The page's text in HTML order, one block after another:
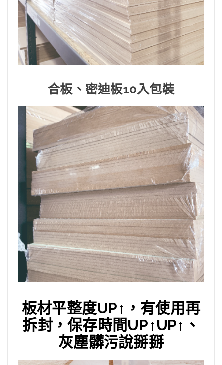
合板、密迪板10入包裝
板材平整度UP↑，有使用再
拆封，保存時間UP↑UP↑、
灰塵髒污說掰掰